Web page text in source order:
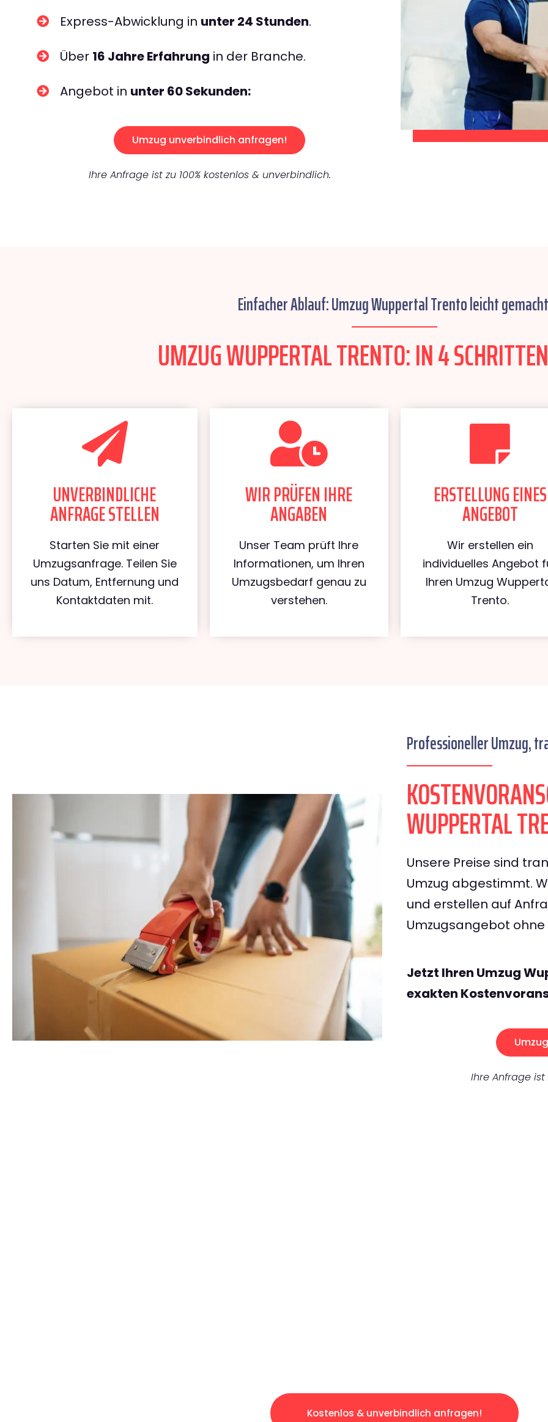
Express-Abwicklung in unter 24 Stunden.
Über 16 Jahre Erfahrung in der Branche.
Angebot in unter 60 Sekunden:
Umzug unverbindlich anfragen!
Ihre Anfrage ist zu 100% kostenlos & unverbindlich.
Einfacher Ablauf: Umzug Wuppertal Trento leicht
UMZUG WUPPERTAL TRENTO: IN 4
UNVERBINDLICHE
ANFRAGE STELLEN
Starten Sie mit einer
Umzugsanfrage. Teilen Sie
uns Datum, Entfernung und
Kontaktdaten mit.
WIR PRÜFEN IHRE
ANGABEN
Unser Team prüft Ihre
Informationen, um Ihren
Umzugsbedarf genau zu
verstehen.
ERSTELLUNG EINES
ANGEBOT
Wir erstellen ein
individuelles Angebot
Ihren Umzug
Trento.
Professioneller Umzug,
WUPPERTAL
Unsere Preise sind
Umzug abgestimmt.
und erstellen auf
Umzugsangebot
Jetzt Ihren Umzug
exakten
Ihre Anfrage ist
Kostenlos & unverbindlich anfragen!